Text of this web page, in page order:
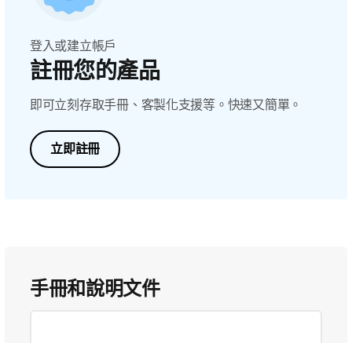
登入或建立帳戶
註冊您的產品
即可立刻存取手冊、客製化支援等。快速又簡單。
立即註冊
手冊和說明文件